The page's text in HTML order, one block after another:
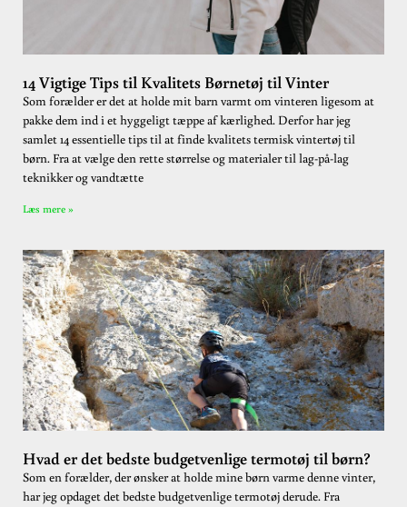
14 Vigtige Tips til Kvalitets Børnetøj til Vinter
Som forælder er det at holde mit barn varmt om vinteren ligesom at
pakke dem ind i et hyggeligt tæppe af kærlighed. Derfor har jeg
samlet 14 essentielle tips til at finde kvalitets termisk vintertøj til
børn. Fra at vælge den rette størrelse og materialer til lag-på-lag
teknikker og vandtætte
Læs mere »
Hvad er det bedste budgetvenlige termotøj til børn?
Som en forælder, der ønsker at holde mine børn varme denne vinter,
har jeg opdaget det bedste budgetvenlige termotøj derude. Fra